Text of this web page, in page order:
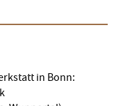
in Bonn: